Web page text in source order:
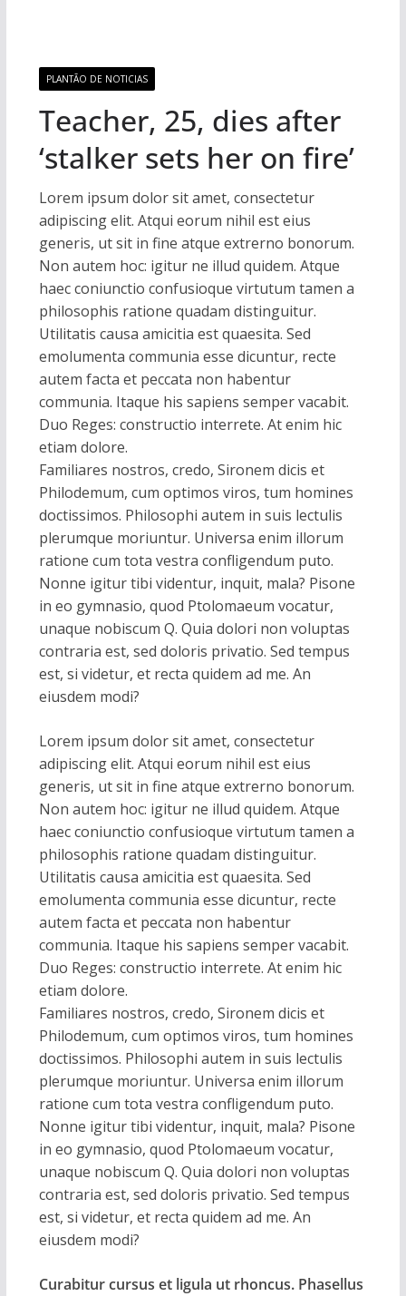
PLANTÃO DE NOTICIAS
Teacher, 25, dies after
‘stalker sets her on fire’
Lorem ipsum dolor sit amet, consectetur
adipiscing elit. Atqui eorum nihil est eius
generis, ut sit in fine atque extrerno bonorum.
Non autem hoc: igitur ne illud quidem. Atque
haec coniunctio confusioque virtutum tamen a
philosophis ratione quadam distinguitur.
Utilitatis causa amicitia est quaesita. Sed
emolumenta communia esse dicuntur, recte
autem facta et peccata non habentur
communia. Itaque his sapiens semper vacabit.
Duo Reges: constructio interrete. At enim hic
etiam dolore.
Familiares nostros, credo, Sironem dicis et
Philodemum, cum optimos viros, tum homines
doctissimos. Philosophi autem in suis lectulis
plerumque moriuntur. Universa enim illorum
ratione cum tota vestra confligendum puto.
Nonne igitur tibi videntur, inquit, mala? Pisone
in eo gymnasio, quod Ptolomaeum vocatur,
unaque nobiscum Q. Quia dolori non voluptas
contraria est, sed doloris privatio. Sed tempus
est, si videtur, et recta quidem ad me. An
eiusdem modi?
Lorem ipsum dolor sit amet, consectetur
adipiscing elit. Atqui eorum nihil est eius
generis, ut sit in fine atque extrerno bonorum.
Non autem hoc: igitur ne illud quidem. Atque
haec coniunctio confusioque virtutum tamen a
philosophis ratione quadam distinguitur.
Utilitatis causa amicitia est quaesita. Sed
emolumenta communia esse dicuntur, recte
autem facta et peccata non habentur
communia. Itaque his sapiens semper vacabit.
Duo Reges: constructio interrete. At enim hic
etiam dolore.
Familiares nostros, credo, Sironem dicis et
Philodemum, cum optimos viros, tum homines
doctissimos. Philosophi autem in suis lectulis
plerumque moriuntur. Universa enim illorum
ratione cum tota vestra confligendum puto.
Nonne igitur tibi videntur, inquit, mala? Pisone
in eo gymnasio, quod Ptolomaeum vocatur,
unaque nobiscum Q. Quia dolori non voluptas
contraria est, sed doloris privatio. Sed tempus
est, si videtur, et recta quidem ad me. An
eiusdem modi?
Curabitur cursus et ligula ut rhoncus. Phasellus